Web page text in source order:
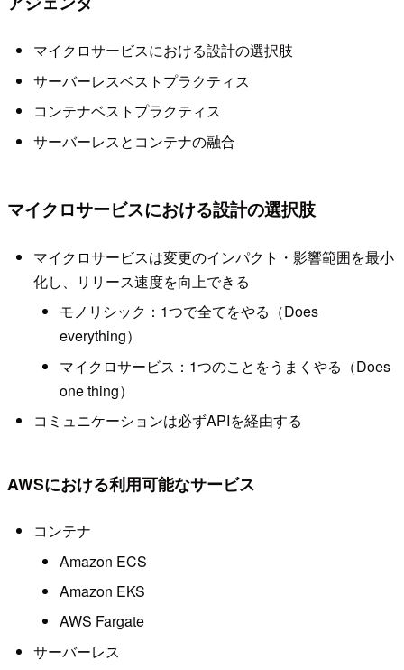
マイクロサービスにおける設計の選択肢
サーバーレスベストプラクティス
コンテナベストプラクティス
サーバーレスとコンテナの融合
マイクロサービスにおける設計の選択肢
マイクロサービスは変更のインパクト・影響範囲を最小
化し、リリース速度を向上できる
モノリシック：1つで全てをやる（Does
everything）
マイクロサービス：1つのことをうまくやる（Does
one thing）
コミュニケーションは必ずAPIを経由する
AWSにおける利用可能なサービス
コンテナ
Amazon ECS
Amazon EKS
AWS Fargate
サーバーレス